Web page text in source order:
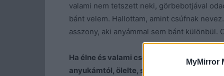
MyMirror
valami nem tetszett neki, görbebotjával
bánt velem. Hallottam, amint csúfnak
asszony, aki anyámmal sem bánt
Ha élne és valami csoda folytán volna
anyukámtól, ölelte, szerette-e őt igazán